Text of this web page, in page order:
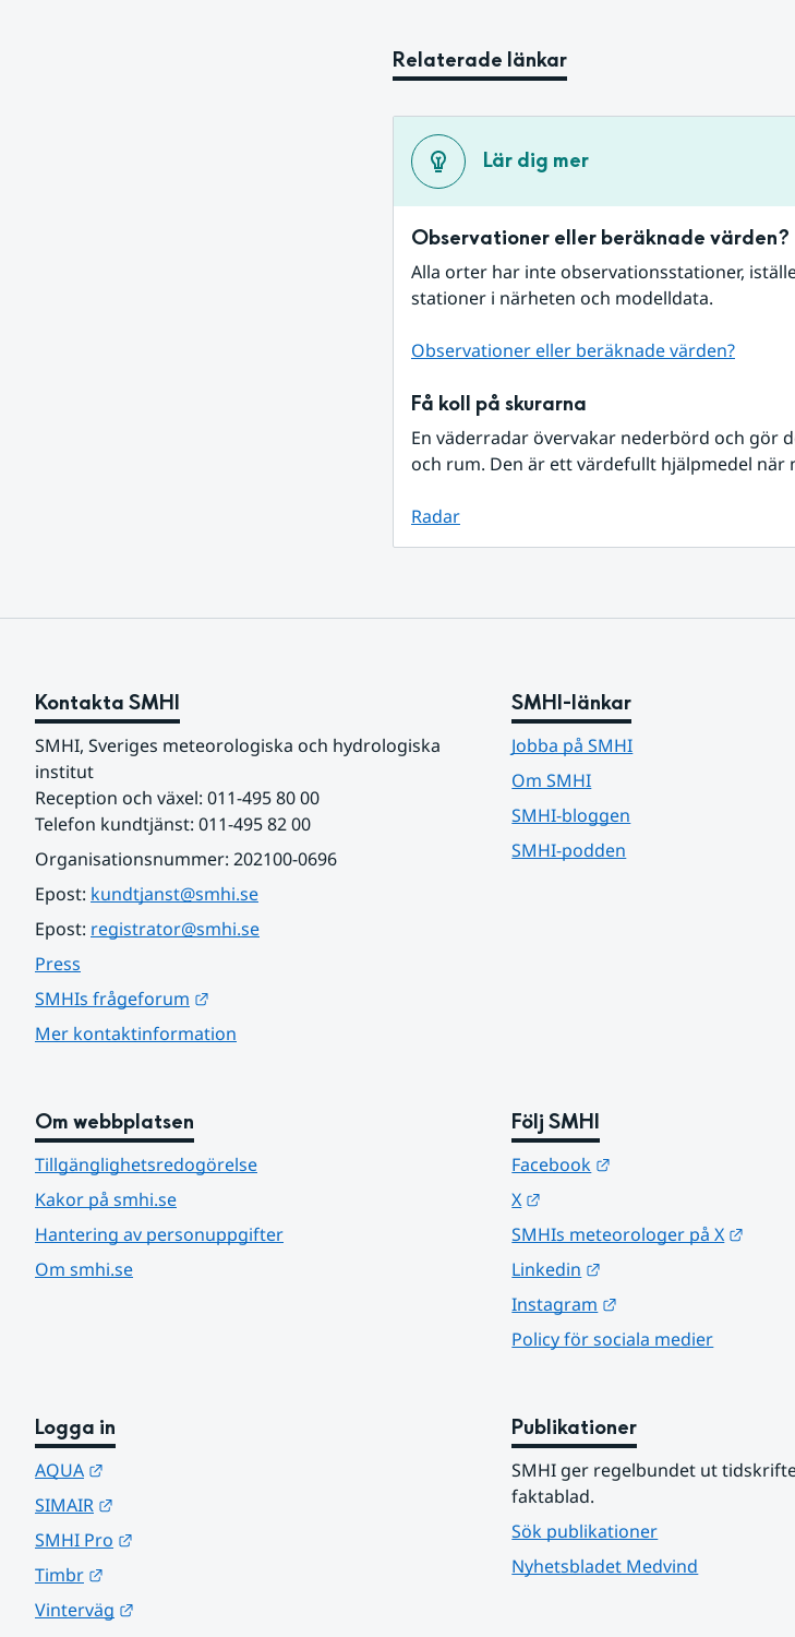
Relaterade länkar
Lär dig mer
Observationer eller beräknade värden?
Alla orter har inte observationsstationer,
stationer i närheten och modelldata.
Observationer eller beräknade värden?
Få koll på skurarna
En väderradar övervakar nederbörd och gör
och rum. Den är ett värdefullt hjälpmedel när
Radar
Kontakta SMHI
SMHI, Sveriges meteorologiska och hydrologiska
institut
Reception och växel: 011-495 80 00
Telefon kundtjänst: 011-495 82 00
Organisationsnummer: 202100-0696
Epost: kundtjanst@smhi.se
Epost: registrator@smhi.se
Press
SMHIs frågeforum
Mer kontaktinformation
SMHI-länkar
Jobba på SMHI
Om SMHI
SMHI-bloggen
SMHI-podden
Om webbplatsen
Tillgänglighetsredogörelse
Kakor på smhi.se
Hantering av personuppgifter
Om smhi.se
Följ SMHI
Facebook
X
SMHIs meteorologer på X
Linkedin
Instagram
Policy för sociala medier
Logga in
AQUA
SIMAIR
SMHI Pro
Timbr
Vinterväg
Publikationer
SMHI ger regelbundet ut
faktablad.
Sök publikationer
Nyhetsbladet Medvind